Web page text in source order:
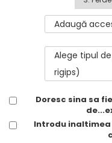
Adaugă
Alege tipul
rigips)
Doresc sina sa
Introdu